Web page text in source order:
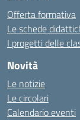
Offerta formativa
Le schede
I progetti delle
Novità
Le notizie
Le circolari
Calendario eventi